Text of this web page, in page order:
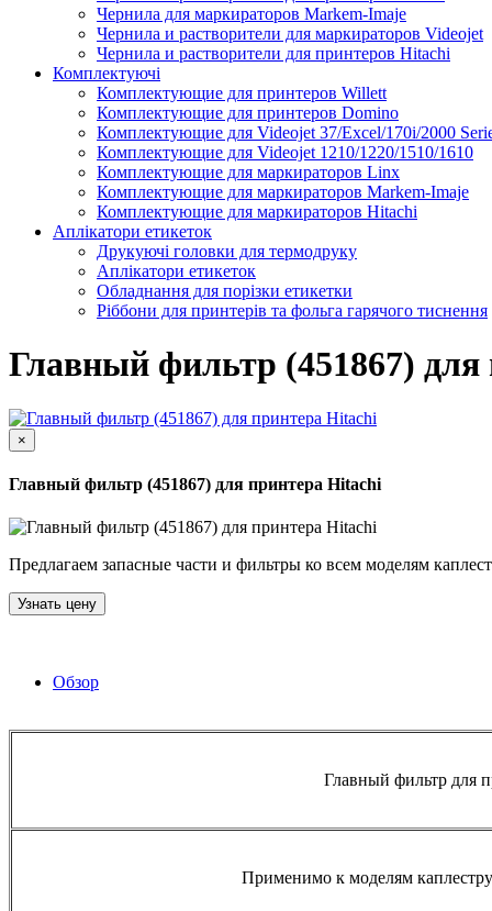
Каплеструйный принтер CodPad S200 Plus для
Подробнее
Чернила для маркираторов Markem-Imaje
Чернила и растворители для маркираторов Videojet
Чернила и растворители для принтеров Hitachi
Комплектуючі
Комплектующие для принтеров Willett
Комплектующие для принтеров Domino
Комплектующие для Videojet 37/Excel/170i/2000
Комплектующие для Videojet 1210/1220/1510/1610
Комплектующие для маркираторов Linx
Комплектующие для маркираторов Markem-Imaje
Комплектующие для маркираторов Hitachi
Аплікатори етикеток
Друкуючі головки для термодруку
Аплікатори етикеток
Обладнання для порізки етикетки
Ріббони для принтерів та фольга гарячого тиснення
Главный фильтр (451867)
×
Главный фильтр (451867) для принтера Hitachi
Предлагаем запасные части и фильтры ко всем моделям
Узнать цену
Обзор
Главный фильтр для
Применимо к моделям